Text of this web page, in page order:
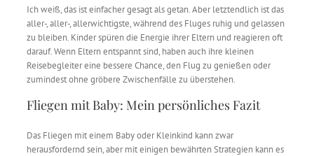
Ich weiß, das ist einfacher gesagt als getan. Aber letztendlich ist das
aller-, aller-, allerwichtigste, während des Fluges ruhig und gelassen
zu bleiben. Kinder spüren die Energie ihrer Eltern und reagieren oft
darauf. Wenn Eltern entspannt sind, haben auch ihre kleinen
Reisebegleiter eine bessere Chance, den Flug zu genießen oder
zumindest ohne gröbere Zwischenfälle zu überstehen.
Fliegen mit Baby: Mein persönliches Fazit
Das Fliegen mit einem Baby oder Kleinkind kann zwar
herausfordernd sein, aber mit einigen bewährten Strategien kann es